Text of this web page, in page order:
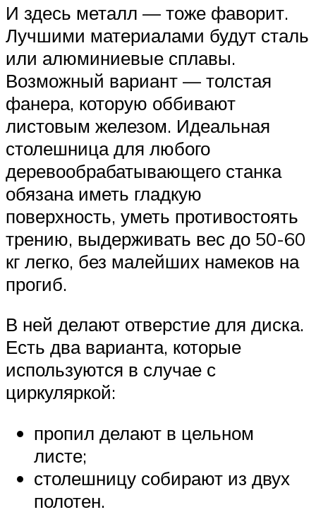
И здесь металл — тоже фаворит.
Лучшими материалами будут сталь
или алюминиевые сплавы.
Возможный вариант — толстая
фанера, которую оббивают
листовым железом. Идеальная
столешница для любого
деревообрабатывающего станка
обязана иметь гладкую
поверхность, уметь противостоять
трению, выдерживать вес до 50-60
кг легко, без малейших намеков на
прогиб.
В ней делают отверстие для диска.
Есть два варианта, которые
используются в случае с
циркуляркой:
пропил делают в цельном
листе;
столешницу собирают из двух
полотен.